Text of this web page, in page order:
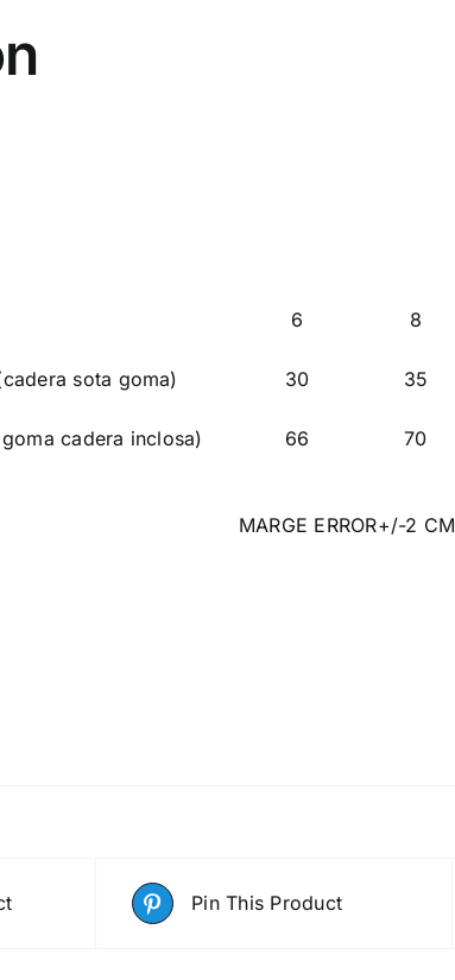
6 8
sota goma) 30 35
goma cadera inclosa) 66 70
MARGE ERROR+/-2 CM
Pin This Product